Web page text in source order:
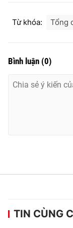
Từ khóa: Tổng
Bình luận (0)
TIN CÙNG